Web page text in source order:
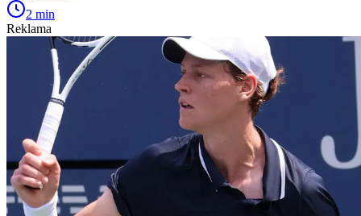
2 min
Reklama